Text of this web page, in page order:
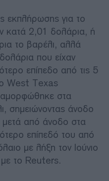
εκπλήρωσης για το
κατά 2,01 δολάρια, ή
το βαρέλι, αλλά
που είχαν
επίπεδο από τις 5
West Texas
στα
σημειώνοντας άνοδο
από άνοδο στα
επίπεδό του από
με λήξη τον Ιούνιο
με το Reuters.